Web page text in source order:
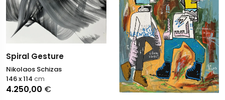
Spiral Gesture
Nikolaos Schizas
4.250,00 €
146 x 114 cm